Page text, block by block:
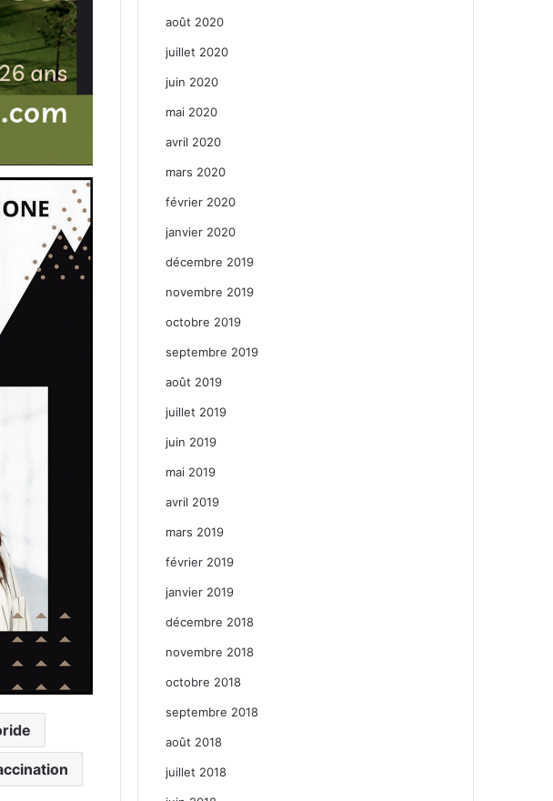
août 2020
juillet 2020
juin 2020
mai 2020
avril 2020
mars 2020
février 2020
janvier 2020
décembre 2019
novembre 2019
octobre 2019
septembre 2019
août 2019
juillet 2019
juin 2019
mai 2019
avril 2019
mars 2019
février 2019
janvier 2019
décembre 2018
novembre 2018
octobre 2018
septembre 2018
août 2018
juillet 2018